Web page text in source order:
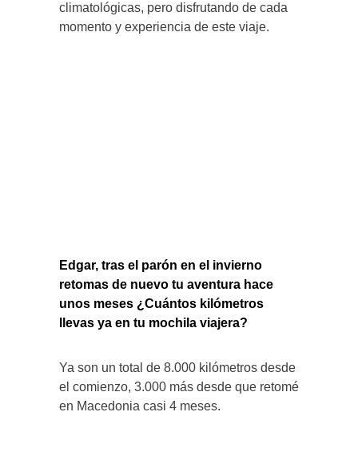
climatológicas, pero disfrutando de cada
momento y experiencia de este viaje.
Edgar, tras el parón en el invierno
retomas de nuevo tu aventura hace
unos meses ¿Cuántos kilómetros
llevas ya en tu mochila viajera?
Ya son un total de 8.000 kilómetros desde
el comienzo, 3.000 más desde que retomé
en Macedonia casi 4 meses.